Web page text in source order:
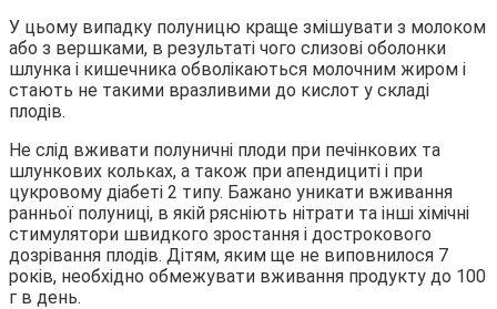
У цьому випадку полуницю краще змішувати з молоком
або з вершками, в результаті чого слизові оболонки
шлунка і кишечника обволікаються молочним жиром і
стають не такими вразливими до кислот у складі
плодів.
Не слід вживати полуничні плоди при печінкових та
шлункових кольках, а також при апендициті і при
цукровому діабеті 2 типу. Бажано уникати вживання
ранньої полуниці, в якій рясніють нітрати та інші хімічні
стимулятори швидкого зростання і дострокового
дозрівання плодів. Дітям, яким ще не виповнилося 7
років, необхідно обмежувати вживання продукту до 100
г в день.